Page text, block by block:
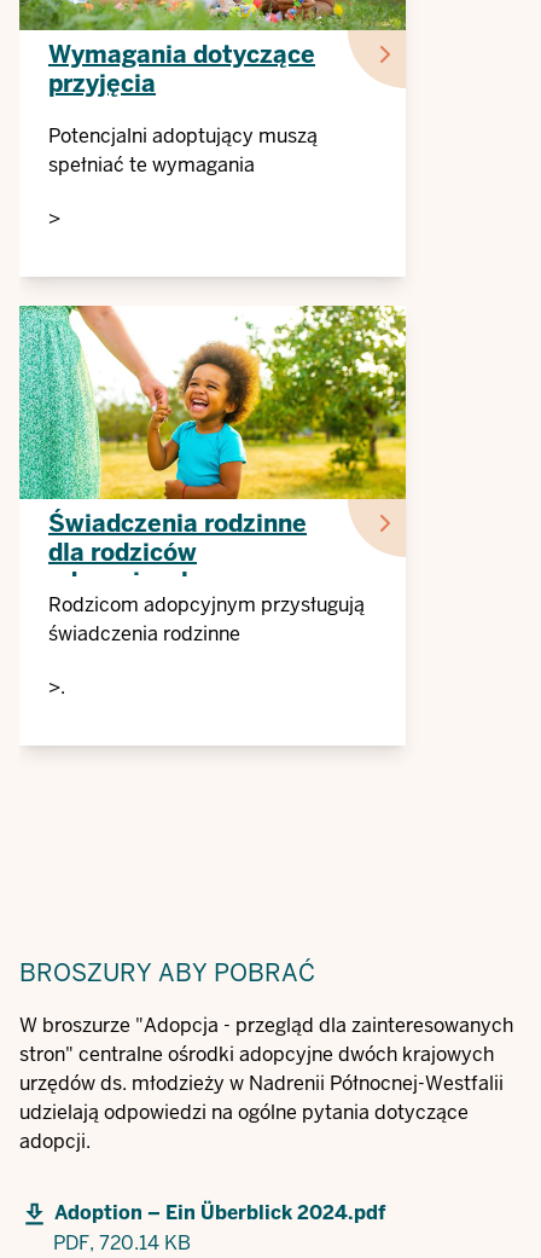
Wymagania dotyczące
przyjęcia
Potencjalni adoptujący muszą
spełniać te wymagania
>
Świadczenia rodzinne
dla rodziców
adopcyjnych
Rodzicom adopcyjnym przysługują
świadczenia rodzinne
>.
BROSZURY ABY POBRAĆ
W broszurze "Adopcja - przegląd dla zainteresowanych
stron" centralne ośrodki adopcyjne dwóch krajowych
urzędów ds. młodzieży w Nadrenii Północnej-Westfalii
udzielają odpowiedzi na ogólne pytania dotyczące
adopcji.
Adoption – Ein Überblick 2024.pdf
PDF, 720.14 KB